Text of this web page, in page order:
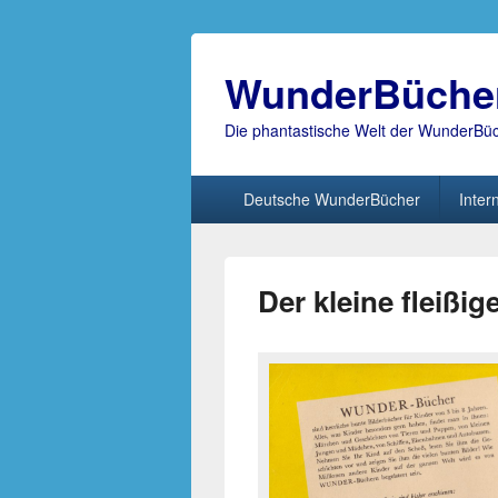
Die phantastische Welt der
Deutsche WunderBücher
Der kleine